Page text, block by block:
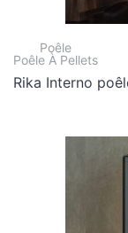
Poêle
Poêle À Pellets
Rika Interno